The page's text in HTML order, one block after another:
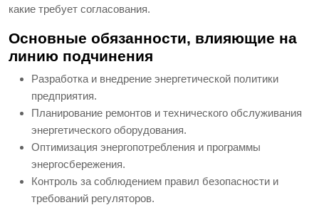
какие требует согласования.
Основные обязанности, влияющие на
линию подчинения
Разработка и внедрение энергетической политики
предприятия.
Планирование ремонтов и технического обслуживания
энергетического оборудования.
Оптимизация энергопотребления и программы
энергосбережения.
Контроль за соблюдением правил безопасности и
требований регуляторов.